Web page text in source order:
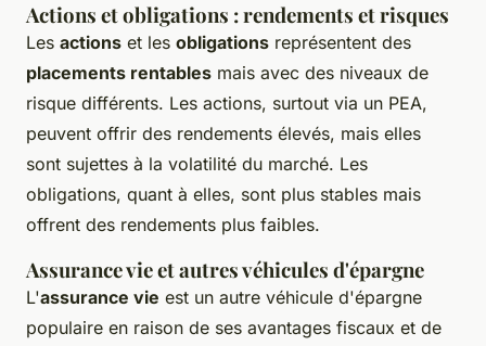
Actions et obligations : rendements et risques
Les actions et les obligations représentent des
placements rentables mais avec des niveaux de
risque différents. Les actions, surtout via un PEA,
peuvent offrir des rendements élevés, mais elles
sont sujettes à la volatilité du marché. Les
obligations, quant à elles, sont plus stables mais
offrent des rendements plus faibles.
Assurance vie et autres véhicules d'épargne
L'assurance vie est un autre véhicule d'épargne
populaire en raison de ses avantages fiscaux et de